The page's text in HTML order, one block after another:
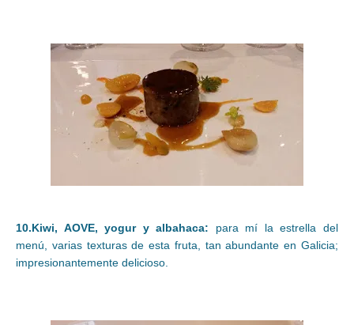
10.Kiwi, AOVE, yogur y albahaca: para mí la estrella del
menú, varias texturas de esta fruta, tan abundante en Galicia;
impresionantemente delicioso.